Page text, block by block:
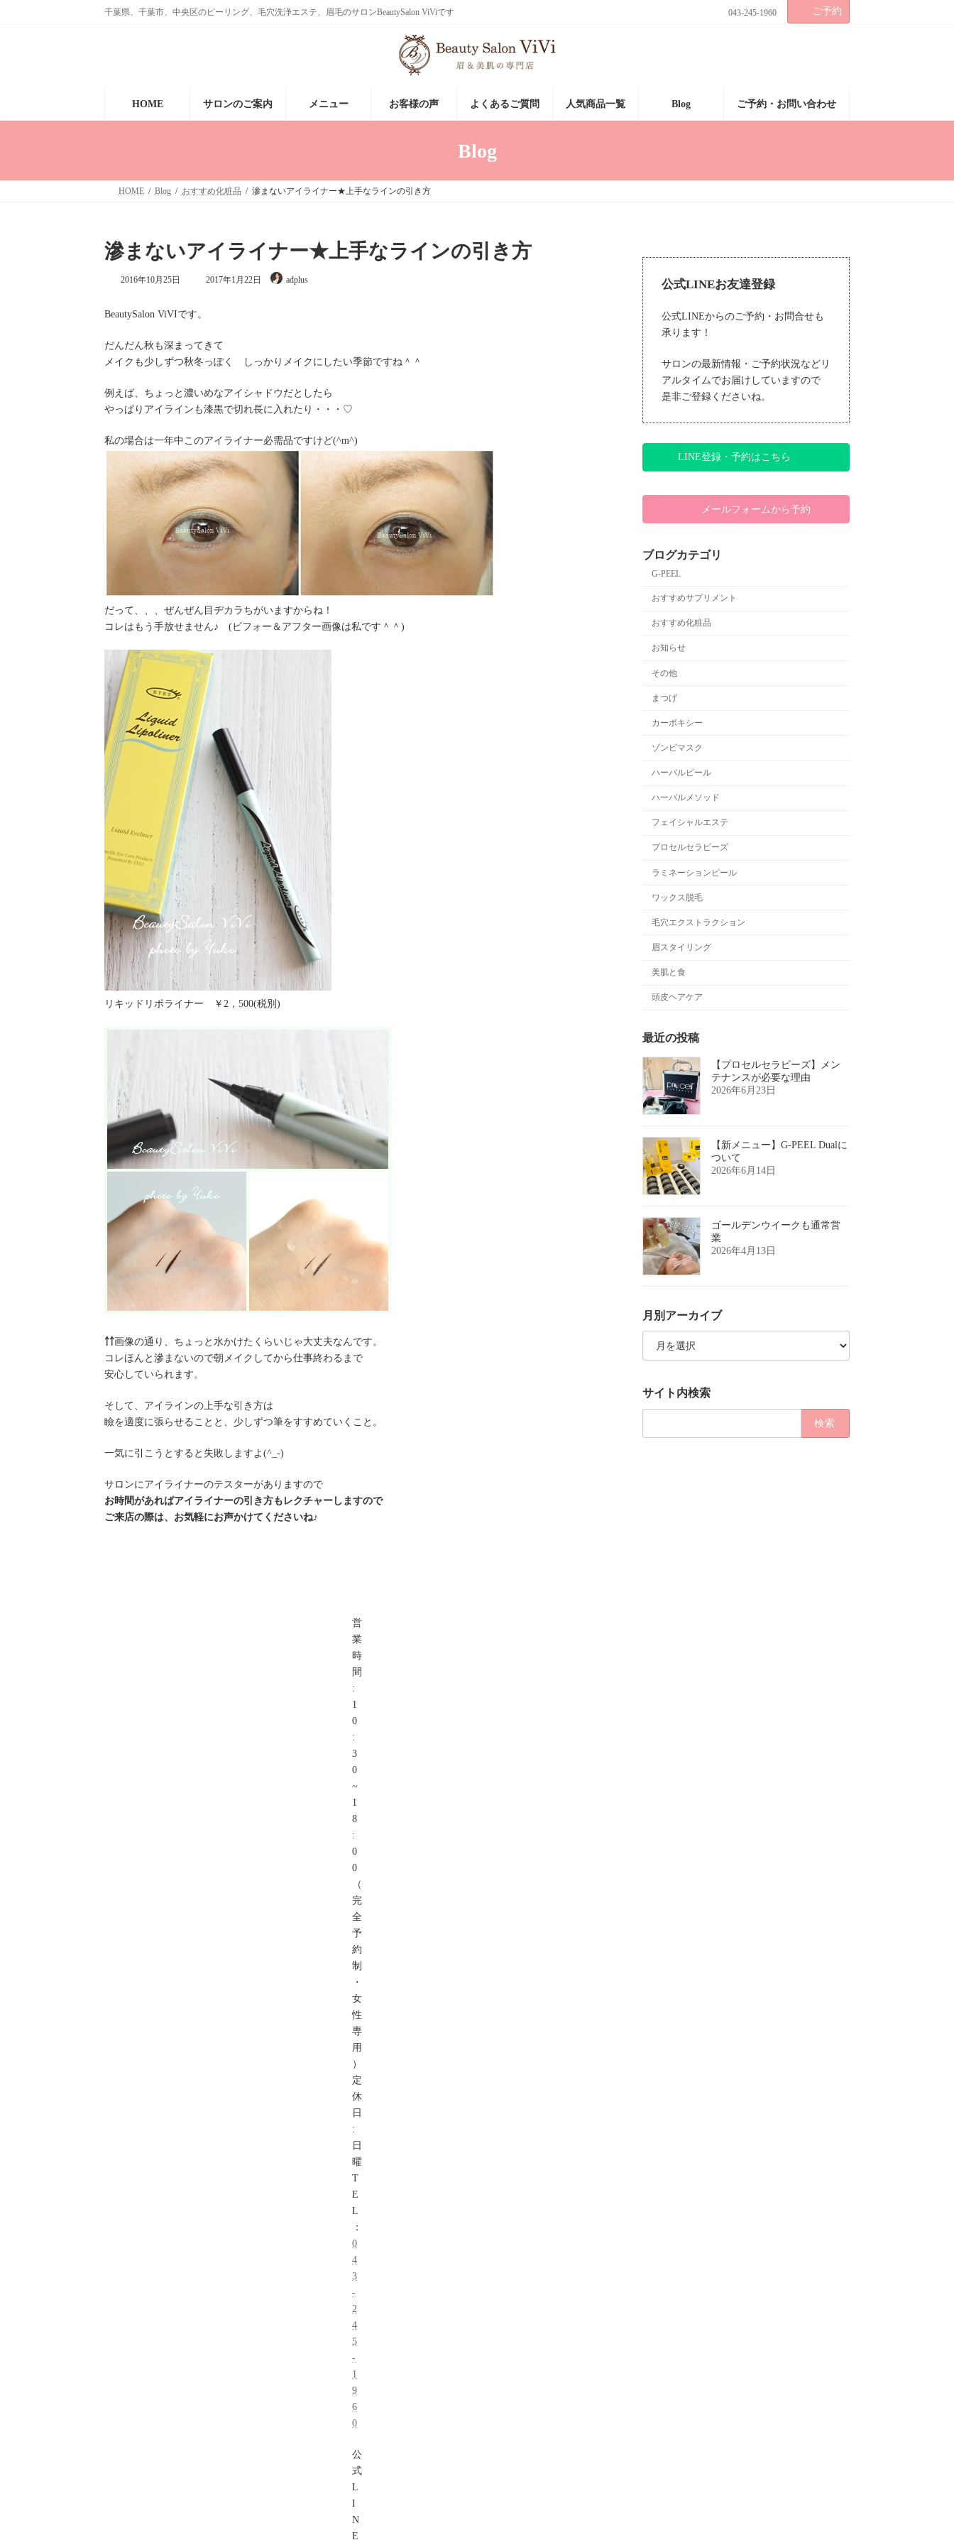
プ
動
千葉県、千葉市、中央区のピーリング、毛穴洗浄エステ、眉毛のサロンBeautySalon ViViです 043-245-1960 ご予約
HOME サロンのご案内 メニュー お客様の声 よくあるご質問 人気商品一覧 Blog ご予約・お問い合わせ
Blog
HOME Blog おすすめ化粧品 滲まないアイライナー★上手なラインの引き方
滲まないアイライナー★上手なラインの引き方
2016年10月25日
最
:
2017年1月22日 adplus
BeautySalon ViVIです。
だんだん秋も深まってきて
メイクも少しずつ秋冬っぽく しっかりメイクにしたい季節ですね＾＾
例えば、ちょっと濃いめなアイシャドウだとしたら
やっぱりアイラインも漆黒で切れ長に入れたり・・・♡
私の場合は一年中このアイライナー必需品ですけど(^m^)
だって、、、ぜんぜん目ヂカラちがいますからね！
コレはもう手放せません♪ (ビフォー＆アフター画像は私です＾＾)
リキッドリポライナー ￥2，500(税別)
￪￪画像の通り、ちょっと水かけたくらいじゃ大丈夫なんです。
コレほんと滲まないので朝メイクしてから仕事終わるまで
安心していられます。
そして、アイラインの上手な引き方は
瞼を適度に張らせることと、少しずつ筆をすすめていくこと。
一気に引こうとすると失敗しますよ(^_-)
サロンにアイライナーのテスターがありますので
お時間があればアイライナーの引き方もレクチャーしますので
ご来店の際は、お気軽にお声かけてくださいね♪
営
業
時
間
:
1
0
:
3
0
~
1
8
:
0
0
（
完
全
予
約
制
・
女
性
専
用
）
定
休
日
:
日
曜
T
E
L
：
0
4
3
-
2
4
5
-
1
9
6
0
公
式
L
I
N
E
公式LINEお友達登録
公式LINEからのご予約・お問合せも
承ります！
サロンの最新情報・ご予約状況などリ
アルタイムでお届けしていますので
是非ご登録くださいね。
LINE登録・予約はこちら
メールフォームから予約
ブログカテゴリ
G-PEEL
おすすめサプリメント
おすすめ化粧品
お知らせ
その他
まつげ
カーボキシー
ゾンビマスク
ハーバルピール
ハーバルメソッド
フェイシャルエステ
プロセルセラピーズ
ラミネーションピール
ワックス脱毛
毛穴エクストラクション
眉スタイリング
美肌と食
頭皮ヘアケア
最近の投稿
【プロセルセラピーズ】メン
テナンスが必要な理由
2026年6月23日
【新メニュー】G-PEEL Dualに
ついて
2026年6月14日
ゴールデンウイークも通常営
業
2026年4月13日
月別アーカイブ
月
イ
サイト内検索